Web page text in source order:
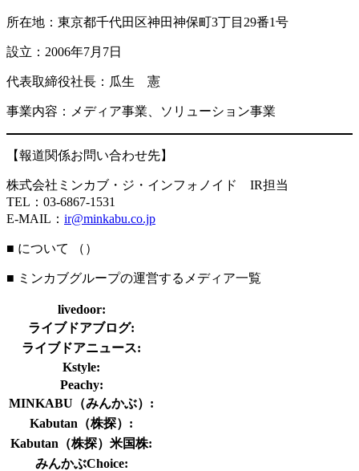
所在地：東京都千代田区神田神保町3丁目29番1号
設立：2006年7月7日
代表取締役社長：瓜生 憲
事業内容：メディア事業、ソリューション事業
【報道関係お問い合わせ先】
株式会社ミンカブ・ジ・インフォノイド IR担当
TEL：03-6867-1531
E-MAIL： ir@minkabu.co.jp
■ について （ ）
■ ミンカブグループの運営するメディア一覧
livedoor:
ライブドアブログ:
ライブドアニュース:
Kstyle:
Peachy:
MINKABU（みんかぶ）:
Kabutan（株探）:
Kabutan（株探）米国株:
みんかぶChoice: